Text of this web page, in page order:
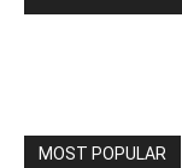
MOST POPULAR